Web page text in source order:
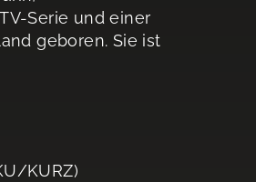
Serie und einer
geboren. Sie ist
KURZ)